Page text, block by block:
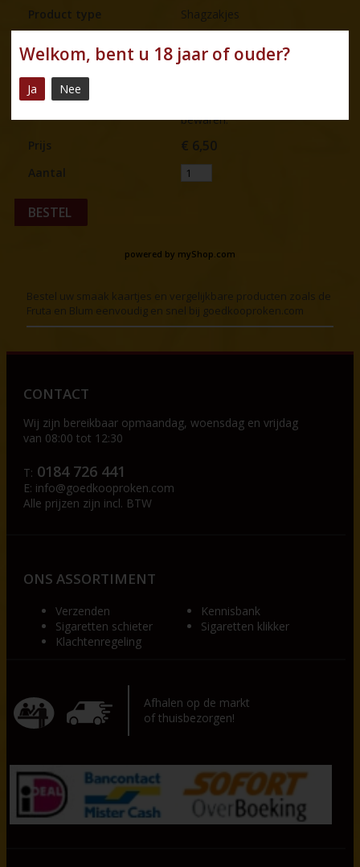
Product type
Shagzakjes
Naam
Nep leren shagzakje
Omschrijving
bewaren.
Prijs
€ 6,50
Aantal
BESTEL
powered by myShop.com
Bestel uw smaak kaartjes en vergelijkbare producten zoals de
Fruta en Blum eenvoudig en snel bij goedkooproken.com
CONTACT
Wij zijn bereikbaar opmaandag, woensdag en vrijdag
van 08:00 tot 12:30
T: 0184 726 441
E: info@goedkooproken.com
Alle prijzen zijn incl. BTW
ONS ASSORTIMENT
Verzenden
Kennisbank
Sigaretten schieter
Sigaretten klikker
Klachtenregeling
Afhalen op de markt
of thuisbezorgen!
Welkom, bent u 18 jaar of ouder?
Ja Nee